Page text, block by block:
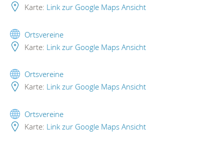
Karte: Link zur Google Maps Ansicht
Ortsvereine
Karte: Link zur Google Maps Ansicht
Ortsvereine
Karte: Link zur Google Maps Ansicht
Ortsvereine
Karte: Link zur Google Maps Ansicht